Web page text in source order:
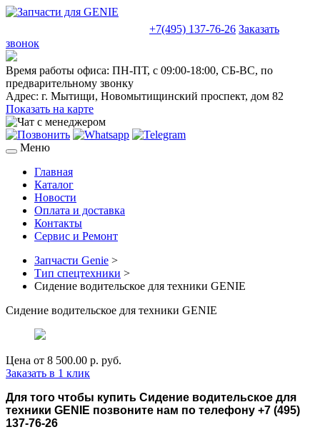
+7(495) 137-76-26 Заказать
звонок
Время работы офиса: ПН-ПТ, с 09:00-18:00, СБ-ВС, по
предварительному звонку
Адрес: г. Мытищи, Новомытищинский проспект, дом 82
Показать на карте
Меню
Главная
Каталог
Новости
Оплата и доставка
Контакты
Сервис и Ремонт
Запчасти Genie >
Тип спецтехники >
Сидение водительское для техники GENIE
Сидение водительское для техники GENIE
Цена от 8 500.00 р. руб.
Заказать в 1 клик
Для того чтобы купить Сидение водительское для
техники GENIE позвоните нам по телефону +7 (495)
137-76-26